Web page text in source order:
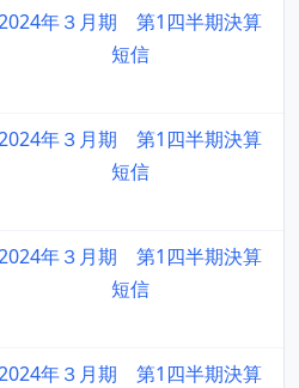
年３月期 第1四半期決算
短信
年３月期 第1四半期決算
短信
年３月期 第1四半期決算
短信
年３月期 第1四半期決算